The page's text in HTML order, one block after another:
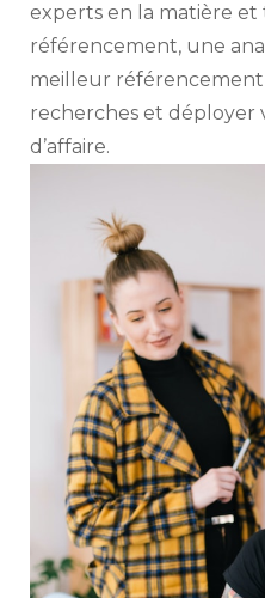
experts en la matière
référencement, une
meilleur
recherches et déployer
d’affaire.